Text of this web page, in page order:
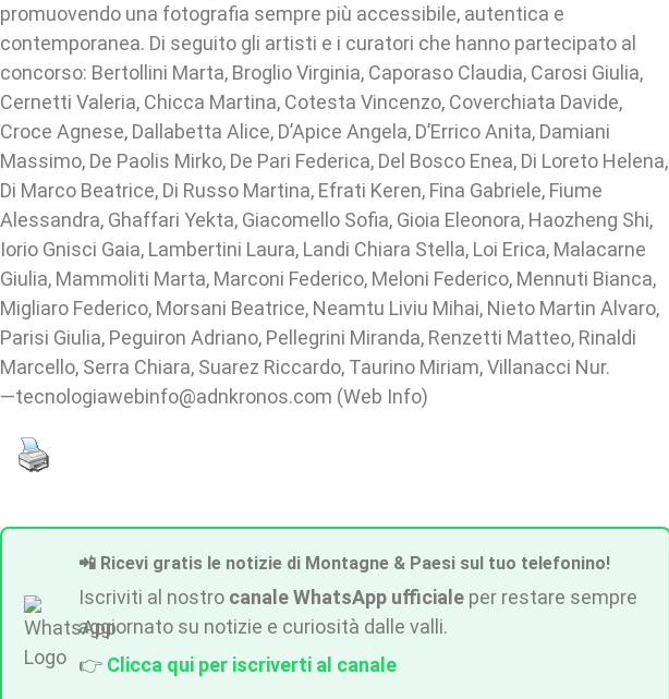
promuovendo una fotografia sempre più accessibile, autentica e
contemporanea. Di seguito gli artisti e i curatori che hanno partecipato al
concorso: Bertollini Marta, Broglio Virginia, Caporaso Claudia, Carosi Giulia,
Cernetti Valeria, Chicca Martina, Cotesta Vincenzo, Coverchiata Davide,
Croce Agnese, Dallabetta Alice, D’Apice Angela, D’Errico Anita, Damiani
Massimo, De Paolis Mirko, De Pari Federica, Del Bosco Enea, Di Loreto Helena,
Di Marco Beatrice, Di Russo Martina, Efrati Keren, Fina Gabriele, Fiume
Alessandra, Ghaffari Yekta, Giacomello Sofia, Gioia Eleonora, Haozheng Shi,
Iorio Gnisci Gaia, Lambertini Laura, Landi Chiara Stella, Loi Erica, Malacarne
Giulia, Mammoliti Marta, Marconi Federico, Meloni Federico, Mennuti Bianca,
Migliaro Federico, Morsani Beatrice, Neamtu Liviu Mihai, Nieto Martin Alvaro,
Parisi Giulia, Peguiron Adriano, Pellegrini Miranda, Renzetti Matteo, Rinaldi
Marcello, Serra Chiara, Suarez Riccardo, Taurino Miriam, Villanacci Nur.
—tecnologiawebinfo@adnkronos.com (Web Info)
📲 Ricevi gratis le notizie di Montagne & Paesi sul tuo telefonino!
Iscriviti al nostro canale WhatsApp ufficiale per restare sempre
aggiornato su notizie e curiosità dalle valli.
👉 Clicca qui per iscriverti al canale